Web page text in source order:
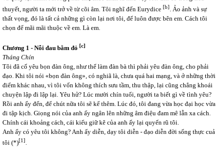
thuyết, người ta mới trở về từ cõi âm. Tôi nghĩ đến Eurydice [b]
. Ảo ảnh và sự
thất vọng, đó là tất cả những gì còn lại nơi tôi, để luôn được bên em. Cách tôi
chọn để mãi mãi thuộc về em. Là em.
Chương 1 - Nỗi đau bằm đỏ [c]
Tháng Chín
Tôi đã cố yêu bọn đàn ông, như thể làm đàn bà thì phải yêu đàn ông, cho phải
đạo. Khi tôi nói «bọn đàn ông», có nghiã là, chưa quá hai mạng, và ở những thời
điểm khác nhau, vì tôi vốn không thích sưu tầm, thu thập, lại cũng chẳng khoái
chuyện lập đi lập lại. Yêu hử? Lúc mười chín tuổi, người ta biết gì về tình yêu?
Rồi anh ấy đến, để chút nữa tôi sẽ kể thêm. Lúc đó, tôi đang vừa học đại học vừa
đi tập kịch. Giọng nói của anh ấy ngân lên những âm điệu đam mê lẫn xa cách.
Chính cái khoảng cách, cái kiểu giữ kẽ của anh ấy lại quyến rũ tôi.
Anh ấy có yêu tôi không? Anh ấy diễn, dạy tôi diễn - đạo diễn đời sống thực cuả
tôi (*)[1].